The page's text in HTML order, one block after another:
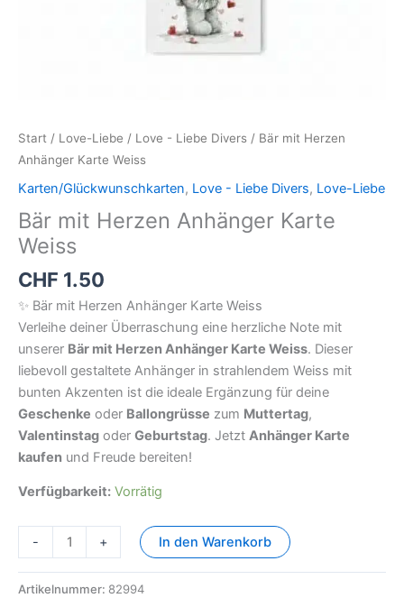
Start / Love-Liebe / Love - Liebe Divers / Bär mit Herzen
Anhänger Karte Weiss
Karten/Glückwunschkarten, Love - Liebe Divers, Love-Liebe
Bär mit Herzen Anhänger Karte
Weiss
CHF 1.50
✨ Bär mit Herzen Anhänger Karte Weiss
Verleihe deiner Überraschung eine herzliche Note mit
unserer Bär mit Herzen Anhänger Karte Weiss. Dieser
liebevoll gestaltete Anhänger in strahlendem Weiss mit
bunten Akzenten ist die ideale Ergänzung für deine
Geschenke oder Ballongrüsse zum Muttertag,
Valentinstag oder Geburtstag. Jetzt Anhänger Karte
kaufen und Freude bereiten!
Verfügbarkeit: Vorrätig
- + In den Warenkorb
Artikelnummer: 82994